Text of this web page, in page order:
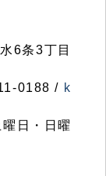
6条3丁目
0188 / k
日・日曜